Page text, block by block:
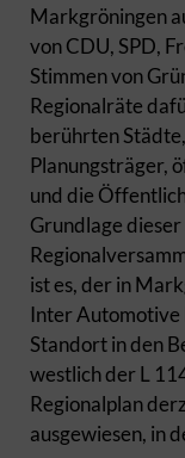
Markgröningen
von CDU, SPD,
Stimmen von
Regionalräte
berührten
Planungsträger,
und die
Grundlage
ist es, der in
Inter Automotive
Standort in den
westlich der L
Regionalplan
ausgewiesen, in